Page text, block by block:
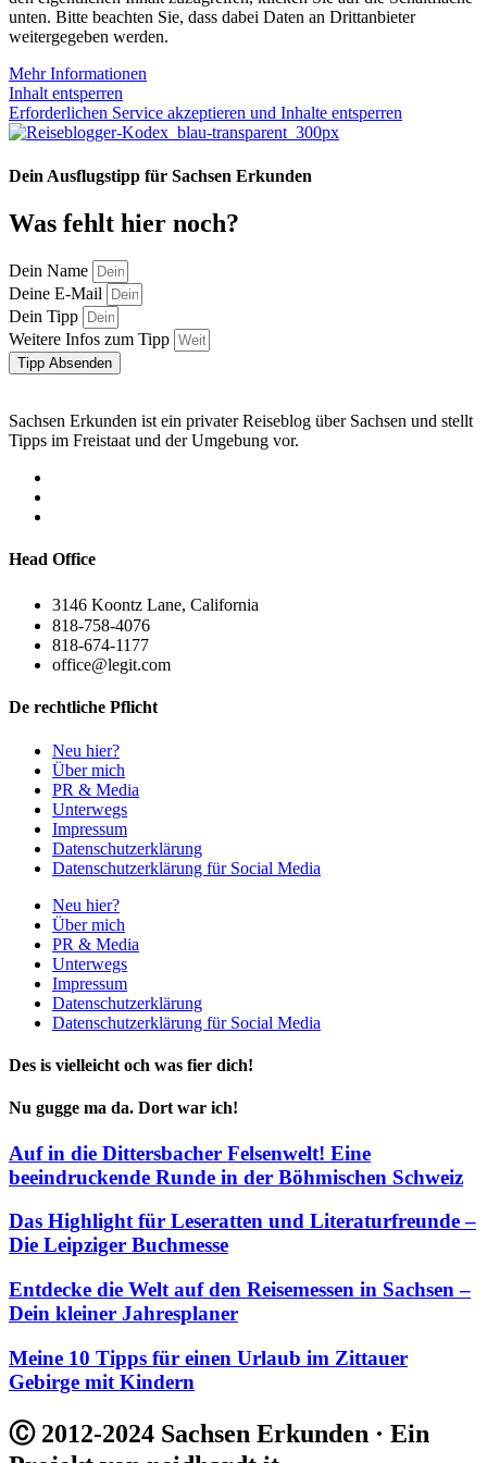
unten. Bitte beachten Sie, dass dabei Daten an Drittanbieter
weitergegeben werden.
Mehr Informationen
Inhalt entsperren
Erforderlichen Service akzeptieren und Inhalte entsperren
Dein Ausflugstipp für Sachsen Erkunden
Was fehlt hier noch?
Dein Name
Deine E-Mail
Dein Tipp
Weitere Infos zum Tipp
Tipp Absenden
Sachsen Erkunden ist ein privater Reiseblog über Sachsen und stellt
Tipps im Freistaat und der Umgebung vor.
Head Office
3146 Koontz Lane, California
818-758-4076
818-674-1177
office@legit.com
De rechtliche Pflicht
Neu hier?
Über mich
PR & Media
Unterwegs
Impressum
Datenschutzerklärung
Datenschutzerklärung für Social Media
Neu hier?
Über mich
PR & Media
Unterwegs
Impressum
Datenschutzerklärung
Datenschutzerklärung für Social Media
Des is vielleicht och was fier dich!
Nu gugge ma da. Dort war ich!
Auf in die Dittersbacher Felsenwelt! Eine
beeindruckende Runde in der Böhmischen Schweiz
Das Highlight für Leseratten und Literaturfreunde –
Die Leipziger Buchmesse
Entdecke die Welt auf den Reisemessen in Sachsen –
Dein kleiner Jahresplaner
Meine 10 Tipps für einen Urlaub im Zittauer
Gebirge mit Kindern
Ⓒ 2012-2024 Sachsen Erkunden · Ein